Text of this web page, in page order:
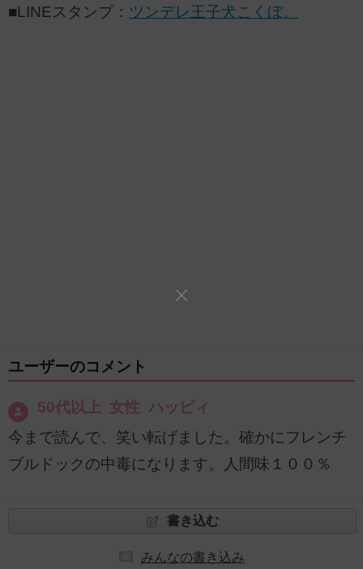
■LINEスタンプ： ツンデレ王子犬こくぼ。
ユーザーのコメント
50代以上 女性 ハッピィ
今まで読んで、笑い転げました。確かにフレンチ
ブルドックの中毒になります。人間味１００％
書き込む
みんなの書き込み